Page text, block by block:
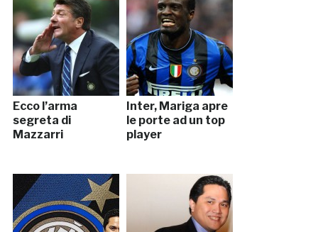
Ecco l’arma
segreta di
Mazzarri
Inter, Mariga apre
le porte ad un top
player